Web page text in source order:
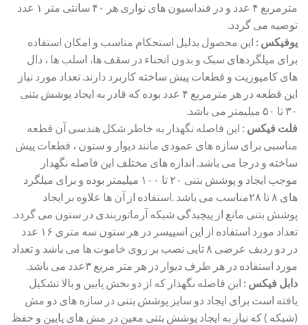
مترمربع ۴ عدد و در فنداسیون های نواری هر ۴۰ سانتی متر ۱ عدد
توصیه می گردد.
یوفیکس : این محصول بدلیل استحکام مناسب و امکان استفاده
برای میلگردهای سبک و بدون انحناء در سقف ها، اسلب ها ، دال
های کامپوزیت و قطعات پیش ساخته کاربرد دارند. تعداد مورد نیاز
این قطعه در هر مترمربع ۴ عدد بوده که قادر به ایجاد پوشش بتنی
۳۰ تا ۵۰ میلیمتر می باشد.
فلت فیکس : این فاصله نگهدار به خاطر شکل هندسی آن قطعه
مناسبی برای سازه های عمودی مانند دیوار و ستون ، قطعات پیش
ساخته و درجا می باشد. اندازه های مختلف این فاصله نگهدار
موجب ایجاد و پوشش بتنی ۲۰ تا ۱۰۰ میلیمتر بوده و برای میلگرد
های ۸ تا ۲۸مناسب می باشد .استفاده از آن ها علاوه بر ایجاد
پوشش بتنی مانع از پیچیدگی شبکه آرماتوربندی در ستون می گردد.
تعداد مورد استفاده از این اسپیسر در هر ستون سه متری ۱۶ عدد
در دو ردیف عرضی ۸ تایی نصب بر روی خاموت ها می باشد و تعداد
مورد استفاده در هر طرف دیوار در هر متر مربع ۳عدد می باشد.
دابل فیکس : این فاصله نگهدار که از دو بخش پایین و بالا تشکیل
یافته است برای ایجاد دو سایز پوشش بتنی در سازه های دو مش
(شبکه ) که نیاز به ایجاد پوشش بتنی معین در مش های پایین و حفظ